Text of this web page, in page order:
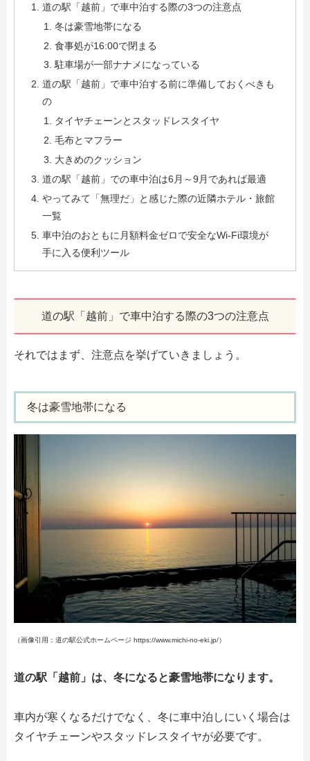
道の駅「越前」で車中泊する際の3つの注意点
冬は豪雪地帯になる
食事処が16:00で閉まる
駐車場が一部ナナメになっている
道の駅「越前」で車中泊する前に準備しておくべきも
の
タイヤチェーンとスタッドレスタイヤ
毛布とマフラー
大きめのクッション
道の駅「越前」での車中泊は6月～9月であれば最適
やってみて「無理だ」と感じた際の近隣ホテル・旅館
一覧
車中泊のおともに月額料金ゼロで安全なWi-Fi環境が
手に入る便利ツール
道の駅「越前」で車中泊する際の3つの注意点
それではまず、注意点を挙げていきましょう。
冬は豪雪地帯になる
（画像引用：道の駅公式ホームページ https://www.michi-no-eki.jp/）
道の駅「越前」は、冬になると豪雪地帯になります。
車内が寒くなるだけでなく、冬に車中泊しにいく場合は
タイヤチェーンやスタッドレスタイヤが必要です。